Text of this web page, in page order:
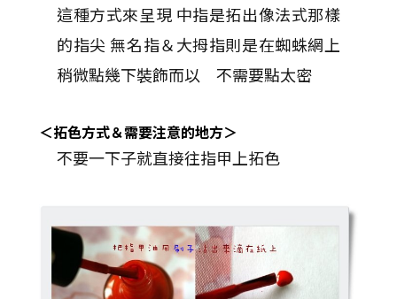
這種方式來呈現 中指是拓出像法式那樣
的指尖 無名指＆大拇指則是在蜘蛛網上
稍微點幾下裝飾而以 不需要點太密
＜拓色方式＆需要注意的地方＞
不要一下子就直接往指甲上拓色